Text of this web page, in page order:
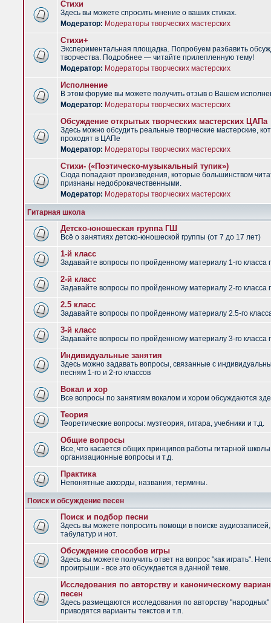
Стихи
Здесь вы можете спросить мнение о ваших стихах.
Модератор: Модераторы творческих мастерских
Стихи+
Экспериментальная площадка. Попробуем разбавить
творчества. Подробнее — читайте прилепленную тему!
Модератор: Модераторы творческих мастерских
Исполнение
В этом форуме вы можете получить отзыв о Вашем
Модератор: Модераторы творческих мастерских
Обсуждение открытых творческих мастерских ЦАПа
Здесь можно обсудить реальные творческие мастерские,
проходят в ЦАПе
Модератор: Модераторы творческих мастерских
Стихи- («Поэтическо-музыкальный тупик»)
Сюда попадают произведения, которые большинством
признаны недоброкачественными.
Модератор: Модераторы творческих мастерских
Гитарная школа
Детско-юношеская группа ГШ
Всё о занятиях детско-юношеской группы (от 7 до 17 лет)
1-й класс
Задавайте вопросы по пройденному материалу 1-го класса
2-й класс
Задавайте вопросы по пройденному материалу 2-го класса
2.5 класс
Задавайте вопросы по пройденному материалу 2.5-го
3-й класс
Задавайте вопросы по пройденному материалу 3-го класса
Индивидуальные занятия
Здесь можно задавать вопросы, связанные с
песням 1-го и 2-го классов
Вокал и хор
Все вопросы по занятиям вокалом и хором обсуждаются
Теория
Теоретические вопросы: музтеория, гитара, учебники и т.д.
Общие вопросы
Все, что касается общих принципов работы гитарной
организационные вопросы и т.д.
Практика
Непонятные аккорды, названия, термины.
Поиск и обсуждение песен
Поиск и подбор песни
Здесь вы можете попросить помощи в поиске аудиозаписей,
табулатур и нот.
Обсуждение способов игры
Здесь вы можете получить ответ на вопрос "как играть".
проигрыши - все это обсуждается в данной теме.
Исследования по авторству и каноническому
песен
Здесь размещаются исследования по авторству "народных"
приводятся варианты текстов и т.п.